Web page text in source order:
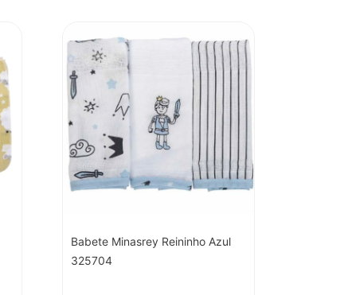
Babete Minasrey Reininho Azul
325704